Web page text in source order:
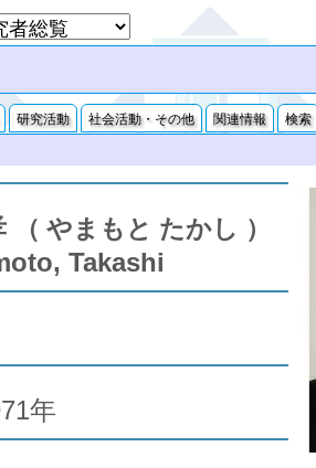
研究活動 社会活動・その他 関連情報 検索
（ やまもと たかし ）
Takashi
年